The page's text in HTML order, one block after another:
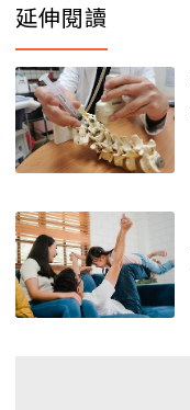
延伸閱讀